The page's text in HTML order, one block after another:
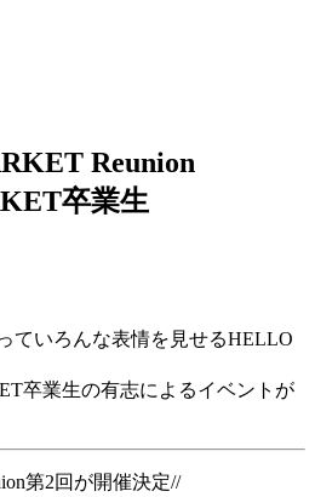
Reunion
卒業生
ていろんな表情を見せるHELLO
卒業生の有志によるイベントが
第2回が開催決定//